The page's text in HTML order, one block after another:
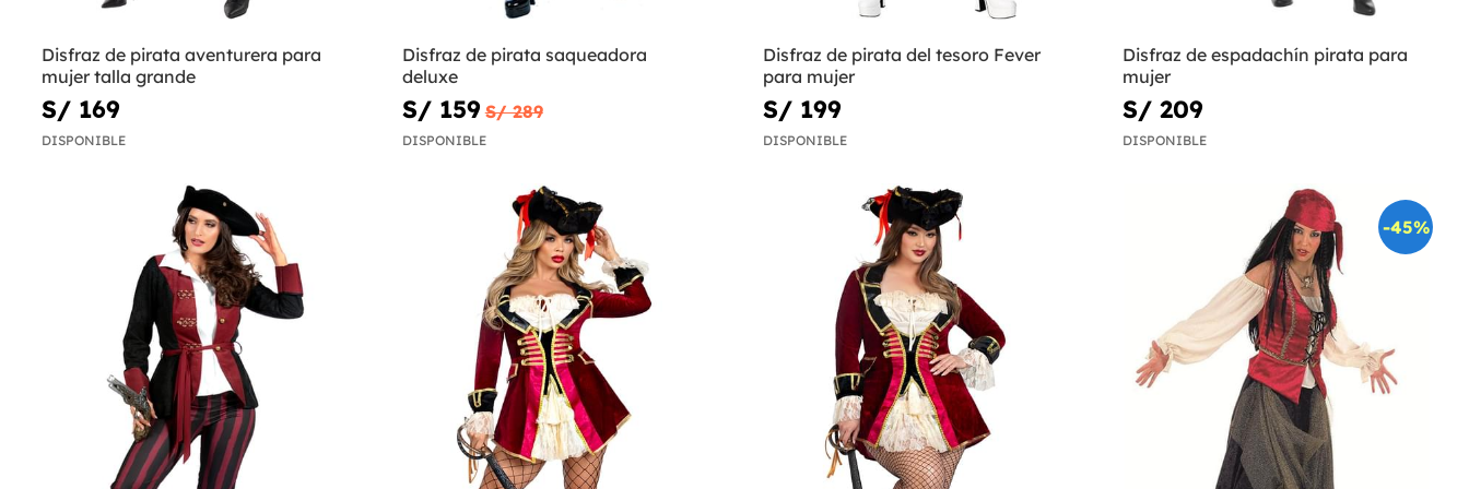
Disfraz de pirata aventurera para
mujer talla grande
S/ 169
DISPONIBLE
Disfraz de pirata saqueadora
deluxe
S/ 159 S/ 289
DISPONIBLE
Disfraz de pirata del tesoro Fever
para mujer
S/ 199
DISPONIBLE
Disfraz de espadachín pirata para
mujer
S/ 209
DISPONIBLE
-45%